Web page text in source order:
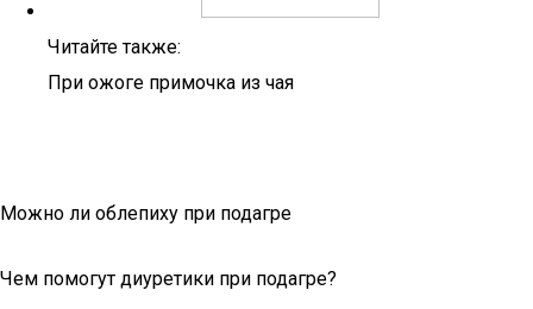
Читайте также:
При ожоге примочка из чая
Можно ли облепиху при подагре
Чем помогут диуретики при подагре?